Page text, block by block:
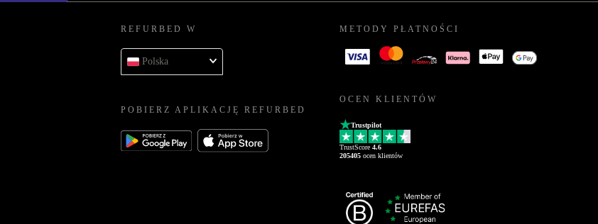
REFURBED W
Polska
POBIERZ APLIKACJĘ REFURBED
METODY PŁATNOŚCI
OCEN KLIENTÓW
Trustpilot
TrustScore 4.6
205405 ocen klientów